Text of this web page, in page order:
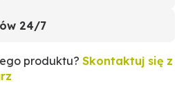
24/7
produktu? Skontaktuj się z